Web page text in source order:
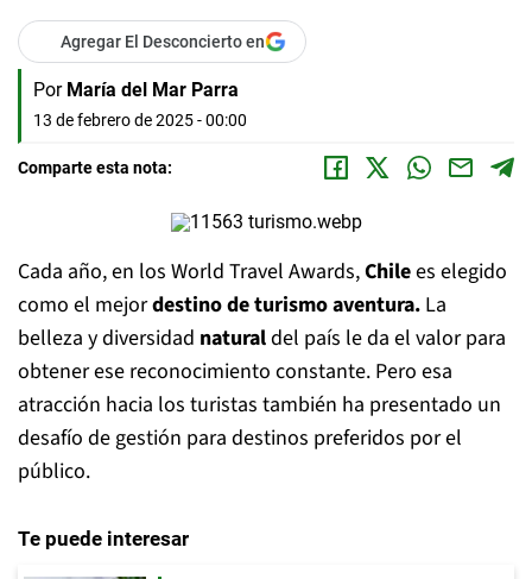
Agregar El Desconcierto en
Por María del Mar Parra
13 de febrero de 2025 - 00:00
Comparte esta nota:
Cada año, en los World Travel Awards,Chilees elegido
como el mejordestino de turismo aventura. La
belleza y diversidad naturaldel país le da el valor para
obtener ese reconocimiento constante. Pero esa
atracción hacia los turistas también ha presentado un
desafío de gestión para destinos preferidos por el
público.
Te puede interesar